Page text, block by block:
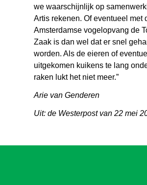
we waarschijnlijk op
Artis rekenen. Of eventueel met
Amsterdamse vogelopvang de
Zaak is dan wel dat er snel
worden. Als de eieren of
uitgekomen kuikens te lang
raken lukt het niet meer.”
Arie van Genderen
Uit: de Westerpost van 22 mei